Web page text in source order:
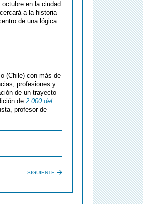
en la ciudad
a la historia
de una lógica
(Chile) con más de
profesiones y
de un trayecto
de 2.000 del
profesor de
SIGUIENTE